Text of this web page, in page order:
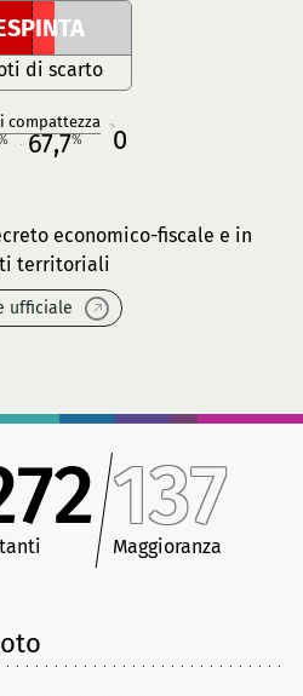
di scarto
compattezza
67,7% 0
economico-fiscale e in
territoriali
ufficiale
137
Maggioranza